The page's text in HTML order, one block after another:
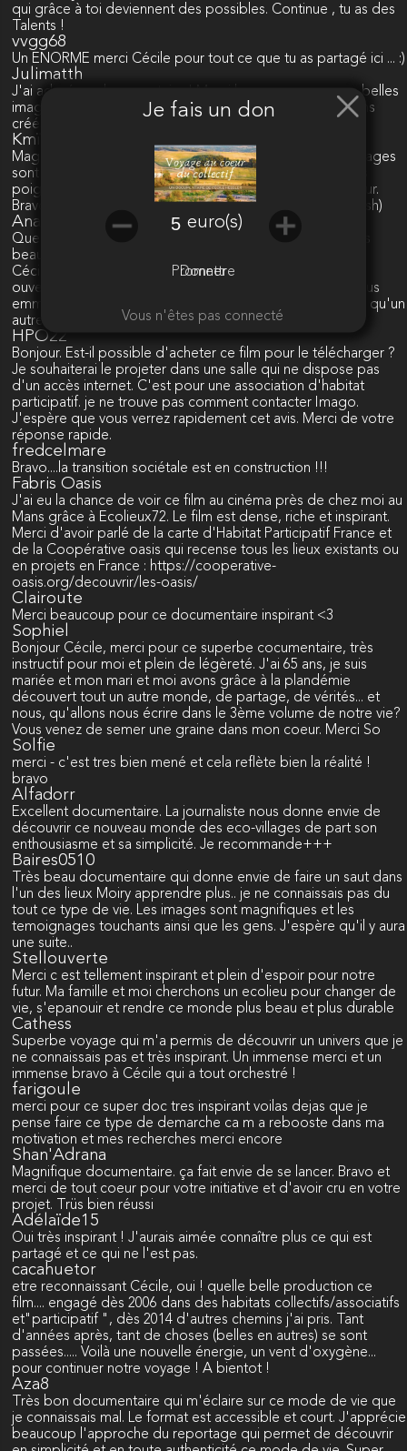
qui grâce à toi deviennent des possibles. Continue , tu as des
Talents !
vvgg68
Un ENORME merci Cécile pour tout ce que tu as partagé ici ... :)
Julimatth
J'ai adoré ce documentaire ! Merci beaucoup pour ces belles
images et chouettes rencontres. Hâte de voir plus de films
créés par Cécile Hessler !
Kmï freefisf
Magnifique film ! J'ai appris beaucoup de choses. Les images
sont extraordinaires. Très bien filmées. Des témoignages
poignants. Une belle initiative qui mets l'humain à l'honneur.
Bravo Cécile ! Je te tire mon chapeau. Camille ( kmi freefish)
Anadelagua
Quel chouette documentaire, à tout point de vue: de très
beaux plans, des témoignages authentiques (grâce à toi,
Cécile!), une fluidité et un rythme très agréables, et cette
ouverture du coeur, cet enthousiasme qui touchent et nous
emmènent dans l'aventure avec plaisir. On peut enfin voir qu'un
autre monde est possible, et y participer... Merci !
HPO22
Bonjour. Est-il possible d'acheter ce film pour le télécharger ?
Je souhaiterai le projeter dans une salle qui ne dispose pas
d'un accès internet. C'est pour une association d'habitat
participatif. je ne trouve pas comment contacter Imago.
J'espère que vous verrez rapidement cet avis. Merci de votre
réponse rapide.
fredcelmare
Bravo....la transition sociétale est en construction !!!
Fabris Oasis
J'ai eu la chance de voir ce film au cinéma près de chez moi au
Mans grâce à Ecolieux72. Le film est dense, riche et inspirant.
Merci d'avoir parlé de la carte d'Habitat Participatif France et
de la Coopérative oasis qui recense tous les lieux existants ou
en projets en France : https://cooperative-
oasis.org/decouvrir/les-oasis/
Clairoute
Merci beaucoup pour ce documentaire inspirant <3
Sophiel
Bonjour Cécile, merci pour ce superbe cocumentaire, très
instructif pour moi et plein de légèreté. J'ai 65 ans, je suis
mariée et mon mari et moi avons grâce à la plandémie
découvert tout un autre monde, de partage, de vérités... et
nous, qu'allons nous écrire dans le 3ème volume de notre vie?
Vous venez de semer une graine dans mon coeur. Merci So
Solfie
merci - c'est tres bien mené et cela reflète bien la réalité !
bravo
Alfadorr
Excellent documentaire. La journaliste nous donne envie de
découvrir ce nouveau monde des eco-villages de part son
enthousiasme et sa simplicité. Je recommande+++
Baires0510
Très beau documentaire qui donne envie de faire un saut dans
l'un des lieux Moiry apprendre plus.. je ne connaissais pas du
tout ce type de vie. Les images sont magnifiques et les
temoignages touchants ainsi que les gens. J'espère qu'il y aura
une suite..
Stellouverte
Merci c est tellement inspirant et plein d'espoir pour notre
futur. Ma famille et moi cherchons un ecolieu pour changer de
vie, s'epanouir et rendre ce monde plus beau et plus durable
Cathess
Superbe voyage qui m'a permis de découvrir un univers que je
ne connaissais pas et très inspirant. Un immense merci et un
immense bravo à Cécile qui a tout orchestré !
farigoule
merci pour ce super doc tres inspirant voilas dejas que je
pense faire ce type de demarche ca m a rebooste dans ma
motivation et mes recherches merci encore
Shan'Adrana
Magnifique documentaire. ça fait envie de se lancer. Bravo et
merci de tout coeur pour votre initiative et d'avoir cru en votre
projet. Trüs bien réussi
Adélaïde15
Oui très inspirant ! J'aurais aimée connaître plus ce qui est
partagé et ce qui ne l'est pas.
cacahuetor
etre reconnaissant Cécile, oui ! quelle belle production ce
film.... engagé dès 2006 dans des habitats collectifs/associatifs
et"participatif ", dès 2014 d'autres chemins j'ai pris. Tant
d'années après, tant de choses (belles en autres) se sont
passées..... Voilà une nouvelle énergie, un vent d'oxygène...
pour continuer notre voyage ! A bientot !
Aza8
Très bon documentaire qui m'éclaire sur ce mode de vie que
je connaissais mal. Le format est accessible et court. J'apprécie
beaucoup l'approche du reportage qui permet de découvrir
Je fais un don
euro(s)
Donner
Promettre
Vous n'êtes pas connecté